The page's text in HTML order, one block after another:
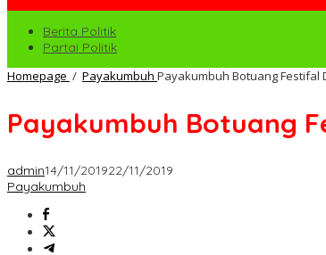
Berita Politik
Partai Politik
Homepage / Payakumbuh Payakumbuh Botuang Festifal
Payakumbuh Botuang
admin14/11/201922/11/2019
Payakumbuh